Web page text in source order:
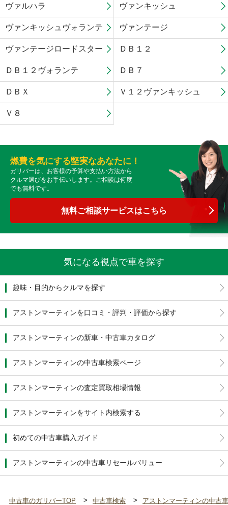
ヴァルハラ ヴァンキッシュ
ヴァンキッシュヴォランテ ヴァンテージ
ヴァンテージロードスター ＤＢ１２
ＤＢ１２ヴォランテ ＤＢ７
ＤＢＸ Ｖ１２ヴァンキッシュ
Ｖ８
燃費を気にする堅実なあなたに！
ガリバーは、お客様の予算や支払い方法から
クルマ選びをお手伝いします。ご相談は何度
でも無料です。
無料ご相談サービスはこちら
気になる視点で車を探す
趣味・目的からクルマを探す
アストンマーティンを口コミ・評判・評価から探す
アストンマーティンの新車・中古車カタログ
アストンマーティンの中古車検索ページ
アストンマーティンの査定買取相場情報
アストンマーティンをサイト内検索する
初めての中古車購入ガイド
アストンマーティンの中古車リセールバリュー
中古車のガリバーTOP 中古車検索 アストンマーティンの中古車